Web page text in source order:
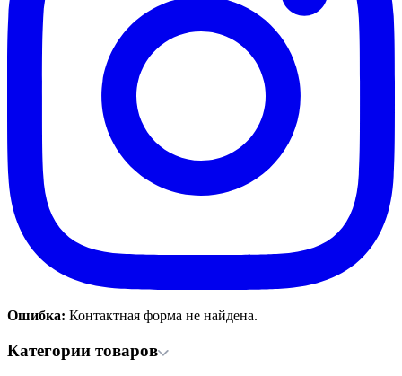
Ошибка: Контактная форма не найдена.
Категории товаров